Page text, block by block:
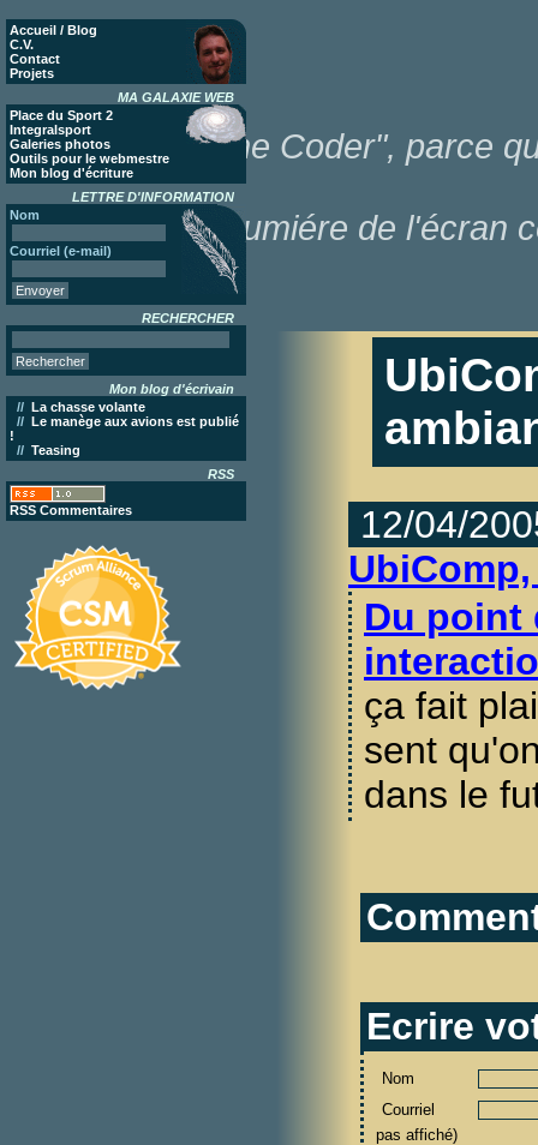
Accueil / Blog
C.V.
Contact
Projets
MA GALAXIE WEB
Place du Sport 2
Integralsport
Galeries photos
Outils pour le webmestre
Mon blog d'écriture
LETTRE D'INFORMATION
Nom
Courriel (e-mail)
RECHERCHER
Mon blog d'écrivain
// La chasse volante
// Le manège aux avions est publié
!
// Teasing
RSS
RSS Commentaires
"Poor Lonesome Coder", parce
dans la lumiére de l'écran
12/04/
Du point
ça fait
sent
dans le
Ecrire
Nom
Courriel
pas affiché)